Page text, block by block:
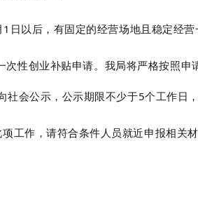
以后，有固定的经营场地且稳定经营
性创业补贴申请。我局将严格按照
会公示，公示期限不少于5个工作日
工作，请符合条件人员就近申报相关